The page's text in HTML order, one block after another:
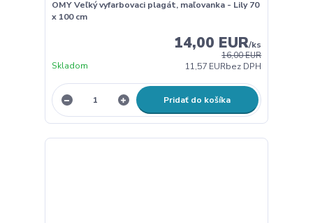
OMY Veľký vyfarbovaci plagát, maľovanka - Lily 70
x 100 cm
16,00 EUR
14,00 EUR/ks
11,57 EURbez DPH
Skladom
Pridať do košíka